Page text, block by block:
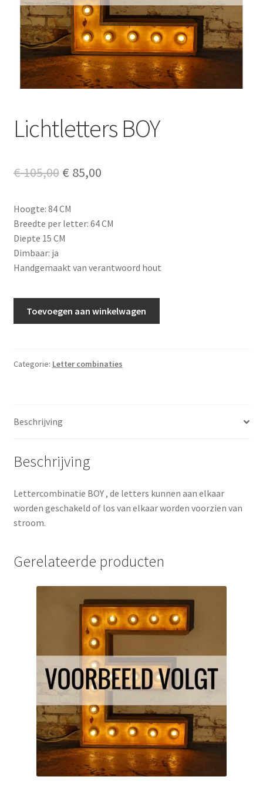
Lichtletters BOY
€105,00 Oorspronkelijke
was:
€ 105,00.
€ 85,00Huidige
Hoogte: 84 CM
Breedte per letter: 64 CM
Diepte 15 CM
Dimbaar: ja
Handgemaakt van verantwoord hout
Toevoegen aan winkelwagen
Categorie: Letter combinaties
Beschrijving
Beschrijving
Lettercombinatie BOY , de letters kunnen aan elkaar
worden geschakeld of los van elkaar worden voorzien van
stroom.
Gerelateerde producten